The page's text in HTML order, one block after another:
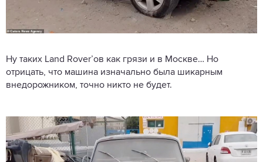
Ну таких Land Rover’ов как грязи и в Москве… Но
отрицать, что машина изначально была шикарным
внедорожником, точно никто не будет.